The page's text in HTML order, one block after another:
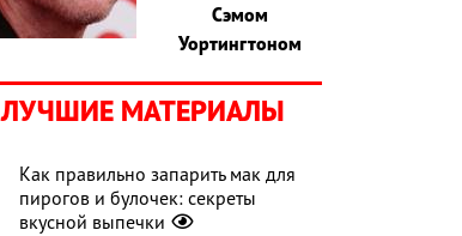
Сэмом
Уортингтоном
ЛУЧШИЕ МАТЕРИАЛЫ
Как правильно запарить мак для
пирогов и булочек: секреты
вкусной выпечки